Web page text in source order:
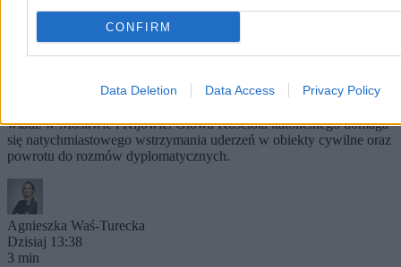
CONFIRM
Data Deletion Data Access Privacy Policy
Pierwszy taki apel papieża Leona XIV. Zwrócił się
do Rosji i Ukrainy
Podczas niedzielnego spotkania z wiernymi na placu Świętego
władz w Moskwie i Kijowie. Głowa Kościoła katolickiego domaga
się natychmiastowego wstrzymania uderzeń w obiekty cywilne oraz
powrotu do rozmów dyplomatycznych.
Agnieszka Waś-Turecka
Dzisiaj 13:38
3 min